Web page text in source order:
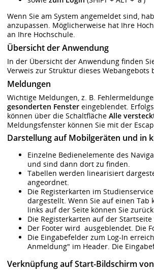
Wenn Sie am System angemeldet sind,
anzupassen. Möglicherweise hat Ihre
an Ihre Hochschule.
Übersicht der Anwendung
In der Übersicht der Anwendung finden
Verweis zur Struktur dieses Webangebots
Meldungen
Wichtige Meldungen, z. B.
gesonderten Fenster eingeblendet.
können über die Schaltfläche Alle
Meldungsfenster können Sie mit der
Darstellung auf Mobilgeräten und in
Einzelne Bedienelemente des
und sind dann dort zu finden.
Tabellen werden linearisiert
angeordnet.
Die Registerkarten im
dargestellt. Wenn Sie auf einen
links auf der Seite können Sie
Die Registerkarten auf der
Der Footer wird ausgeblendet. Die
Die Eingabefelder zum Log-In
Anmeldung" im Header. Die
Verknüpfung auf Start-Bildschirm